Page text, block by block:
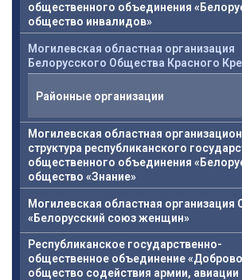
общественного объединения
общество инвалидов»
Могилевская областная организация
Белорусского Общества Красного
Районные организации
Могилевская областная
структура республиканского
общественного объединения
общество «Знание»
Могилевская областная организация
«Белорусский союз женщин»
Республиканское государственно-
общественное объединение
общество содействия армии, авиации